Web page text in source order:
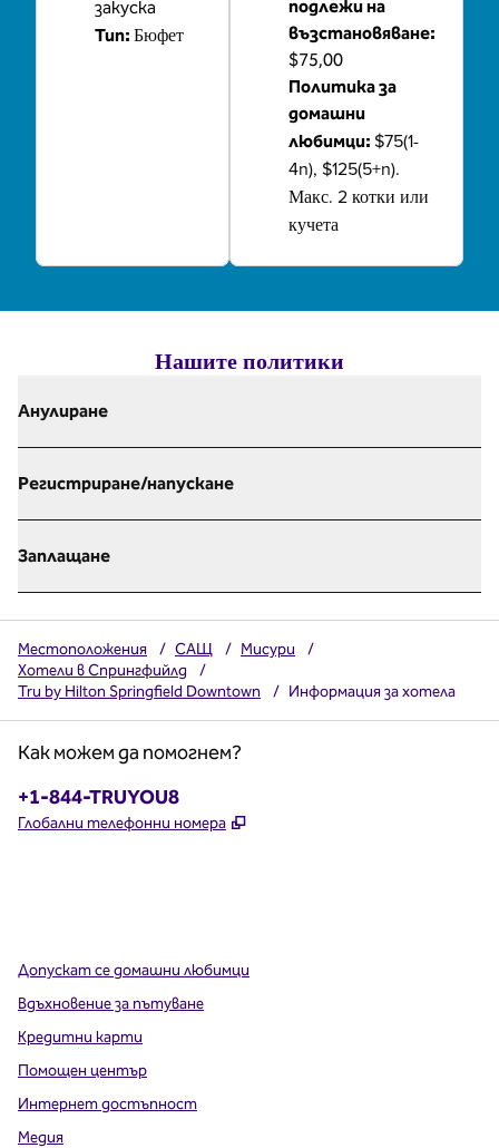
закуска
Тип: Бюфет
подлежи на
възстановяване:
$75,00
Политика за
домашни
любимци: $75(1-
4n), $125(5+n).
Макс. 2 котки или
кучета
Нашите политики
Анулиране
Регистриране/напускане
Заплащане
Местоположения / САЩ / Мисури
/
Хотели в Спрингфийлд
/
Tru by Hilton Springfield Downtown
/ Информация за хотела
Как можем да помогнем?
Телефон:
+1-844-TRUYOU8
Глобални телефонни номера ,
Допускат се домашни любимци
Вдъхновение за пътуване
Кредитни карти
Помощен център
Интернет достъпност
Медия